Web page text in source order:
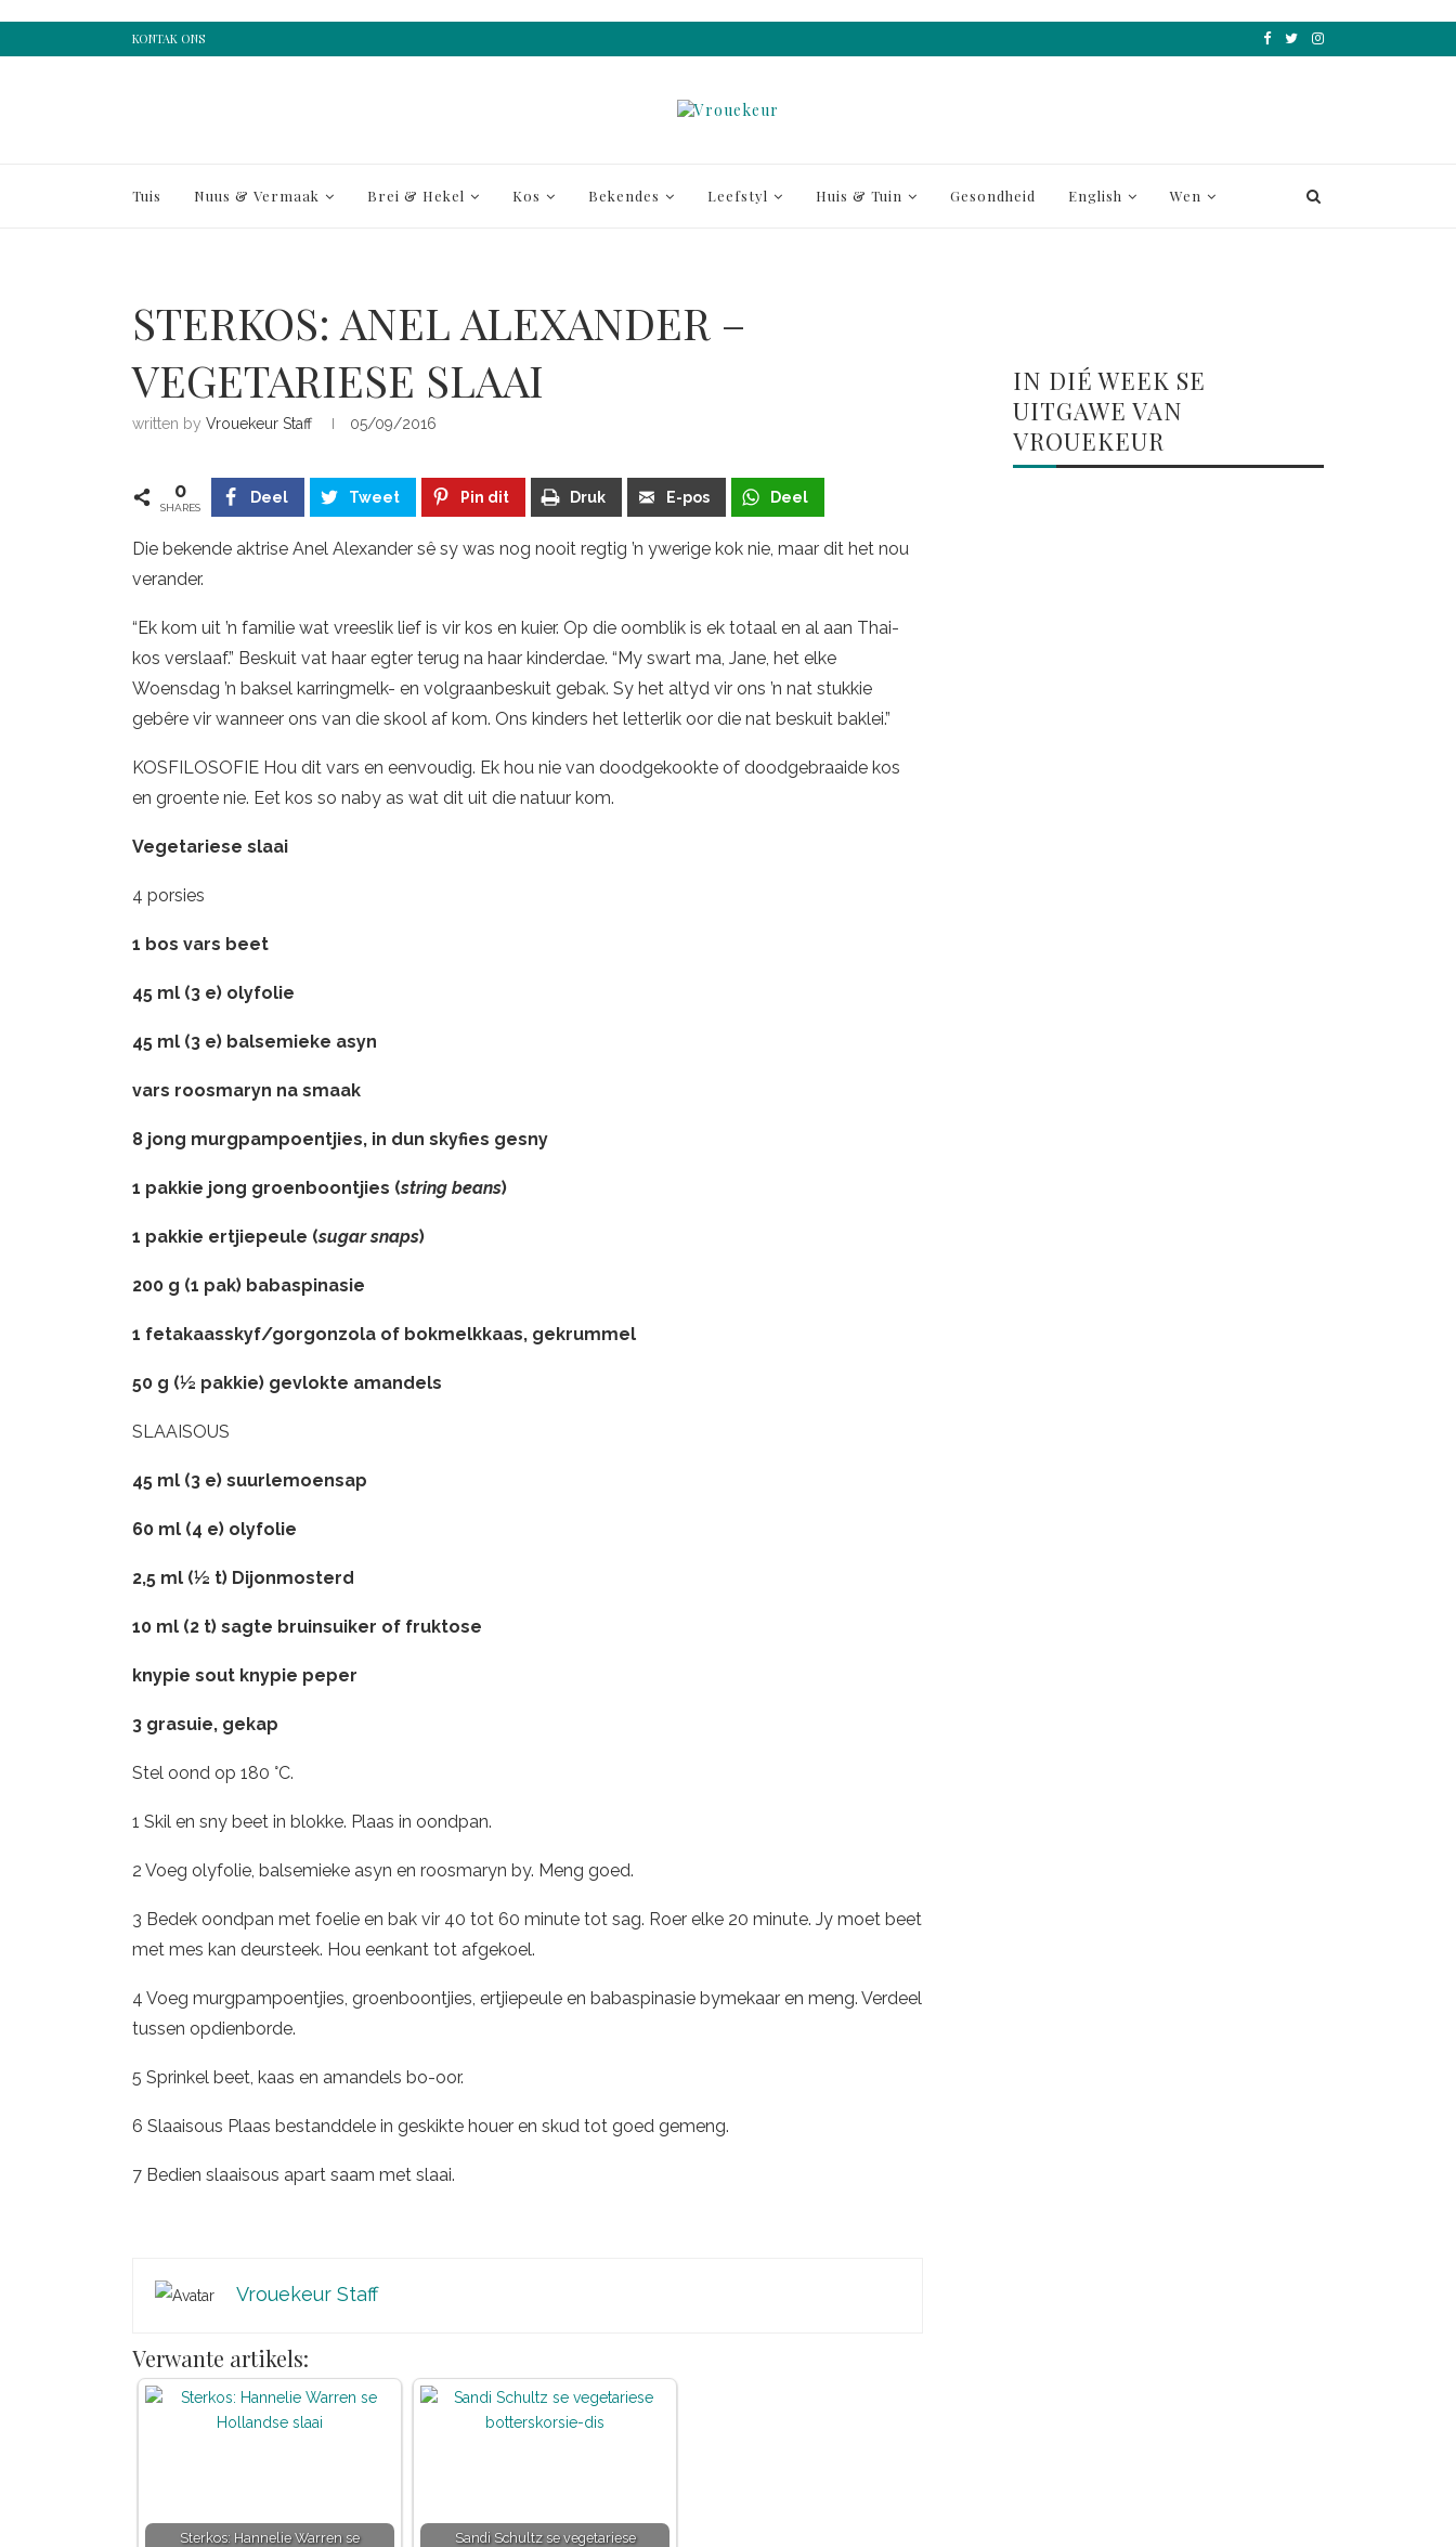
KONTAK ONS
Tuis Nuus & Vermaak Brei & Hekel Kos Bekendes Leefstyl Huis & Tuin Gesondheid English Wen
STERKOS: ANEL ALEXANDER –
VEGETARIESE SLAAI
written by Vrouekeur Staff 05/09/2016
0
SHARES
Deel Tweet Pin dit Druk E-pos Deel
Die bekende aktrise Anel Alexander sê sy was nog nooit regtig ’n ywerige kok nie, maar dit het nou
verander.
“Ek kom uit ’n familie wat vreeslik lief is vir kos en kuier. Op die oomblik is ek totaal en al aan Thai-
kos verslaaf.” Beskuit vat haar egter terug na haar kinderdae. “My swart ma, Jane, het elke
Woensdag ’n baksel karringmelk- en volgraanbeskuit gebak. Sy het altyd vir ons ’n nat stukkie
gebêre vir wanneer ons van die skool af kom. Ons kinders het letterlik oor die nat beskuit baklei.”
KOSFILOSOFIE Hou dit vars en eenvoudig. Ek hou nie van doodgekookte of doodgebraaide kos
en groente nie. Eet kos so naby as wat dit uit die natuur kom.
Vegetariese slaai
4 porsies
1 bos vars beet
45 ml (3 e) olyfolie
45 ml (3 e) balsemieke asyn
vars roosmaryn na smaak
8 jong murgpampoentjies, in dun skyfies gesny
1 pakkie jong groenboontjies (string beans)
1 pakkie ertjiepeule (sugar snaps)
200 g (1 pak) babaspinasie
1 fetakaasskyf/gorgonzola of bokmelkkaas, gekrummel
50 g (½ pakkie) gevlokte amandels
SLAAISOUS
45 ml (3 e) suurlemoensap
60 ml (4 e) olyfolie
2,5 ml (½ t) Dijonmosterd
10 ml (2 t) sagte bruinsuiker of fruktose
knypie sout knypie peper
3 grasuie, gekap
Stel oond op 180 °C.
1 Skil en sny beet in blokke. Plaas in oondpan.
2 Voeg olyfolie, balsemieke asyn en roosmaryn by. Meng goed.
3 Bedek oondpan met foelie en bak vir 40 tot 60 minute tot sag. Roer elke 20 minute. Jy moet beet
met mes kan deursteek. Hou eenkant tot afgekoel.
4 Voeg murgpampoentjies, groenboontjies, ertjiepeule en babaspinasie bymekaar en meng. Verdeel
tussen opdienborde.
5 Sprinkel beet, kaas en amandels bo-oor.
6 Slaaisous Plaas bestanddele in geskikte houer en skud tot goed gemeng.
7 Bedien slaaisous apart saam met slaai.
Vrouekeur Staff
Verwante artikels:
Sterkos: Hannelie Warren se
Sandi Schultz se vegetariese
IN DIÉ WEEK SE
UITGAWE VAN
VROUEKEUR